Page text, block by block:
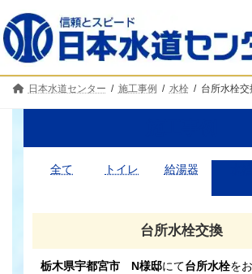
ン
テ
ン
へ
ビ
ゲ
ー
ョ
日本水道センター 施工事例 水栓 台所水栓交
全て トイレ 給湯器
台所水栓交換
栃木県宇都宮市 N様邸にて台所水栓を